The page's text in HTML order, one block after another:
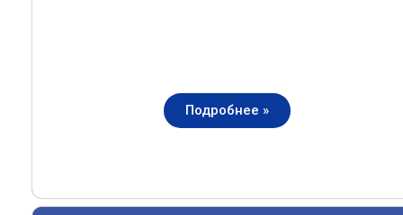
Подробнее »